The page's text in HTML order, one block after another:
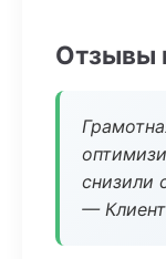
Отзывы
снизили
—